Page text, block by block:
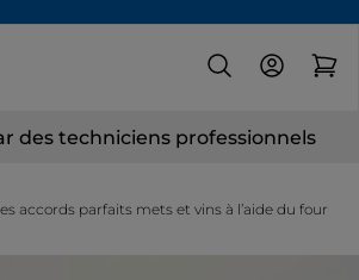
des techniciens professionnels
accords parfaits mets et vins à l’aide du four